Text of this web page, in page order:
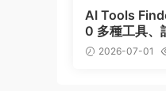
AI Tools
0 多種工具、
營銷的自動抓
2026-07-01